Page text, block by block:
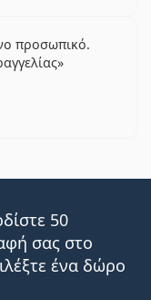
προσωπικό.
από 5
50
σας στο
ένα δώρο